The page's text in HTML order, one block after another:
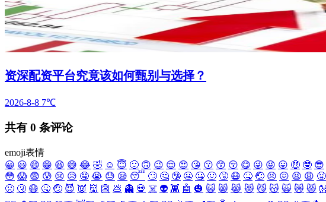
资深配资平台究竟该如何甄别与选择？
2026-8-8 7℃
共有 0 条评论
emoji表情
😀 😃 😄 😁 😆 😅 😂 🤣 ☺️ 😇 🙂 🙃 😉 😌 😍 😘 😗 😙 😚 😋 😜 😝 😛 🤑 🤓 😎
😳 😱 😨 😰 😢 😥 🤤 😭 😓 😪 😴 🙄 🤔 🤥 😬 🤐 🤢 🤧 😷 🤒 🤕 😣 😖 😫 😩 😤
🤢 🤧 😷 🤒 🤕 😈 👿 👹 👺 💩 👻 💀 ☠️ 👽 👾 🤖 🎃 😺 😸 😹 😻 😼 😽 🙀 😿 😾